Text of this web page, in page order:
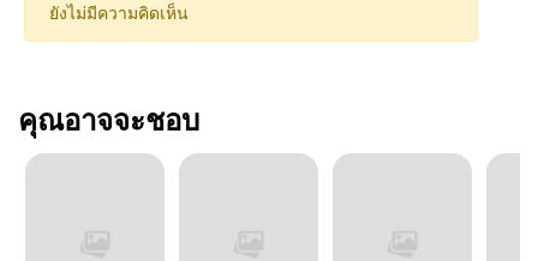
ยังไม่มีความคิดเห็น
คุณอาจจะชอบ